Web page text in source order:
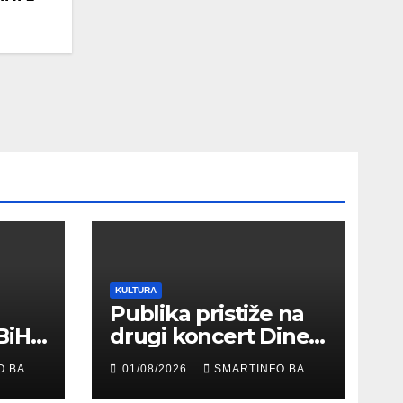
KULTURA
Publika pristiže na
drugi koncert Dine
Merlina na Koševu
01/08/2026 SMARTINFO.BA